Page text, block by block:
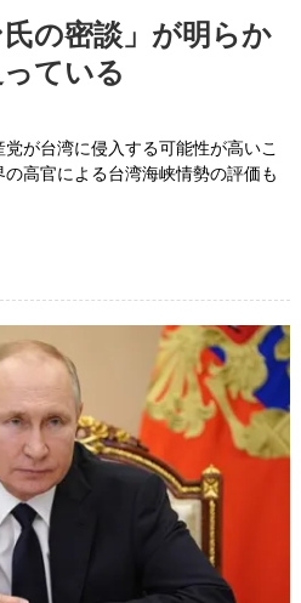
氏の密談」が明らか
ている
が台湾に侵入する可能性が高いこ
高官による台湾海峡情勢の評価も